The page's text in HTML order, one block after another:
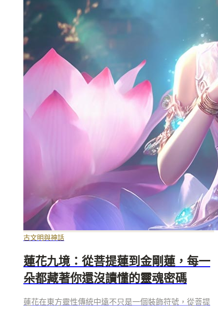
古文明與神話
蓮花九境：從菩提蓮到金剛蓮，每一
朵都藏著你還沒讀懂的靈魂密碼
蓮花在東方靈性傳統中遠不只是一個裝飾符號，從菩提